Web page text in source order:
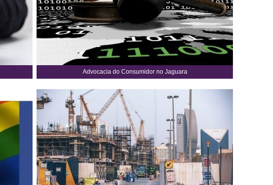
Advocacia do Consumidor no Jaguara